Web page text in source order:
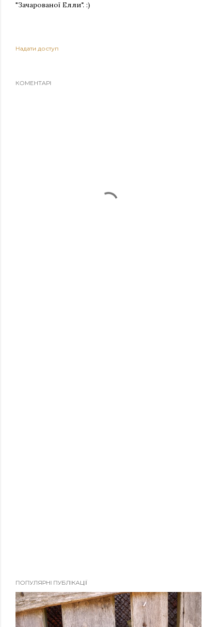
"Зачарованої Елли". :)
Надати доступ
КОМЕНТАРІ
ПОПУЛЯРНІ ПУБЛІКАЦІЇ